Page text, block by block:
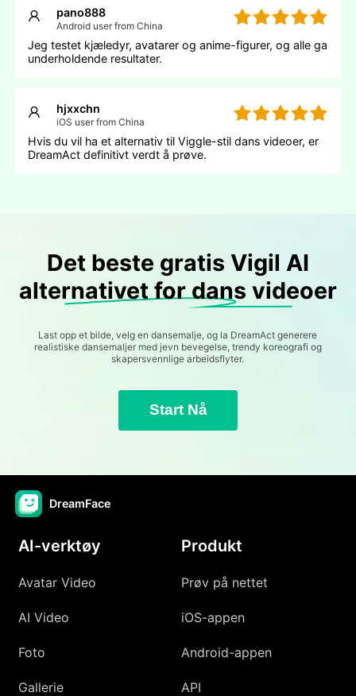
pano888
Android user from China
Jeg testet kjæledyr, avatarer og anime-figurer, og alle ga
underholdende resultater.
hjxxchn
iOS user from China
Hvis du vil ha et alternativ til Viggle-stil dans videoer, er
DreamAct definitivt verdt å prøve.
Det beste gratis Vigil AI
alternativet for dans videoer
Last opp et bilde, velg en dansemalje, og la DreamAct generere
realistiske dansemaljer med jevn bevegelse, trendy koreografi og
skapersvennlige arbeidsflyter.
Start Nå
DreamFace
AI-verktøy
Avatar Video
AI Video
Foto
Gallerie
Produkt
Prøv på nettet
iOS-appen
Android-appen
API